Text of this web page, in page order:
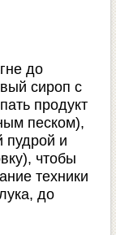
до
сироп с
продукт
песком),
пудрой и
чтобы
техники
до